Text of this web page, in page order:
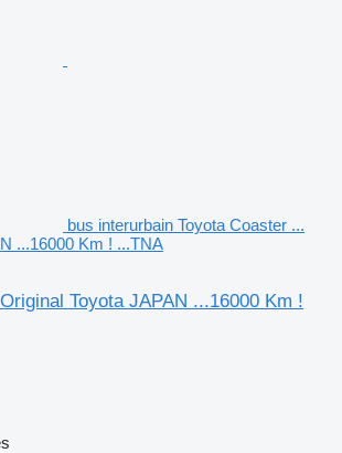
bus interurbain Toyota Coaster ...
...16000 Km ! ...TNA
Toyota JAPAN ...16000 Km !